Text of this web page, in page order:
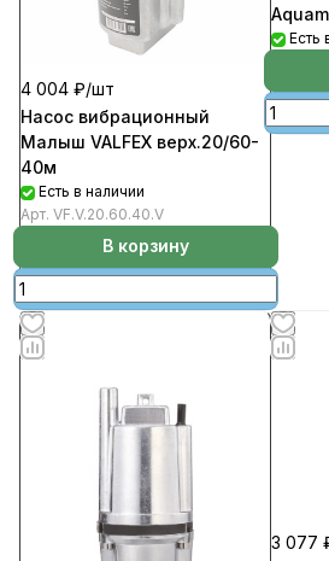
4 004 ₽/шт
Насос вибрационный
Малыш VALFEX верх.20/60-
40м
Есть в наличии
Арт. VF.V.20.60.40.V
В корзину
Есть
3 077